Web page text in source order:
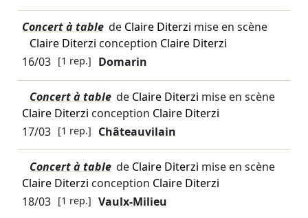
Concert à table de Claire Diterzi mise en scène
Claire Diterzi conception Claire Diterzi
16/03 [1 rep.] Domarin
Concert à table de Claire Diterzi mise en scène
Claire Diterzi conception Claire Diterzi
17/03 [1 rep.] Châteauvilain
Concert à table de Claire Diterzi mise en scène
Claire Diterzi conception Claire Diterzi
18/03 [1 rep.] Vaulx-Milieu